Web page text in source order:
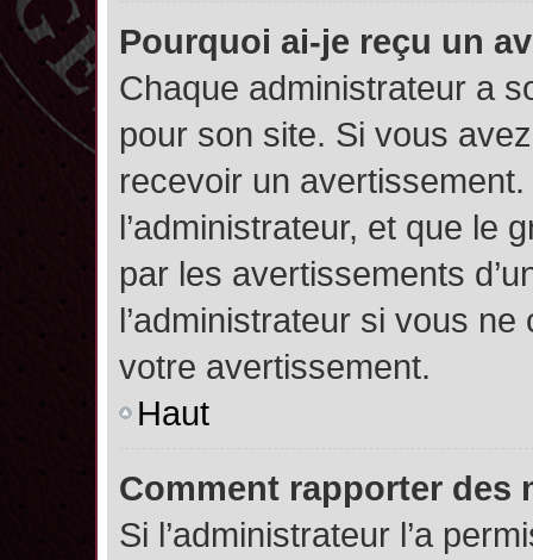
Pourquoi ai-je reçu un
Chaque administrateur a
pour son site. Si vous
recevoir un
l’administrateur, et que le
par les avertissements
l’administrateur si vous
votre avertissement.
Haut
Comment rapporter des
Si l’administrateur l’a